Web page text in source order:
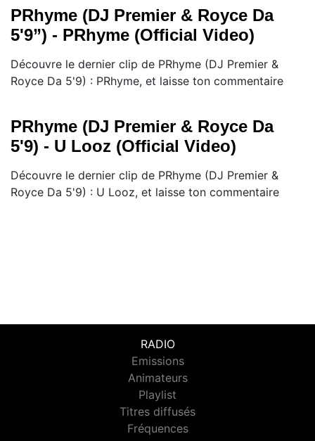
PRhyme (DJ Premier & Royce Da
5'9”) - PRhyme (Official Video)
Découvre le dernier clip de PRhyme (DJ Premier &
Royce Da 5'9) : PRhyme, et laisse ton commentaire
PRhyme (DJ Premier & Royce Da
5'9) - U Looz (Official Video)
Découvre le dernier clip de PRhyme (DJ Premier &
Royce Da 5'9) : U Looz, et laisse ton commentaire
RADIO
Emissions
Animateurs
Playlist
Titres diffusés
Fréquences